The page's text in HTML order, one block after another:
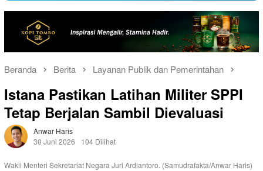
Beranda Berita Layanan Publik dan Pemerintahan
Istana Pastikan Latihan Militer SPPI
Tetap Berjalan Sambil Dievaluasi
Anwar Haris
30 Juni 2026
104 Dilihat
Wakil Menteri Sekretariat Negara Juri Ardiantoro. (Samudrafakta/Anwar Haris)